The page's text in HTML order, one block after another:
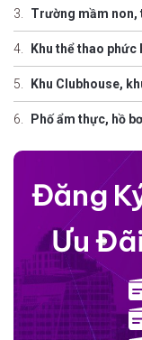
Trường mầm non,
Khu thể thao
Khu Clubhouse,
Phố ẩm thực, hồ
Đăng
Ưu